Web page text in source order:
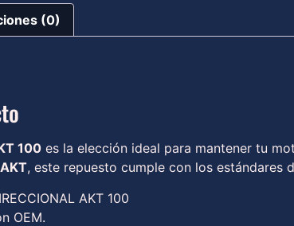
(0)
100 es la elección ideal para mantener tu
AKT, este repuesto cumple con los estándares
AKT 100
OEM.